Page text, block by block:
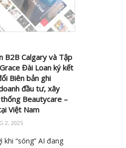
B2B Calgary và Tập
Đài Loan ký kết
Biên bản ghi
đầu tư, xây
Beautycare –
Việt Nam
2, 2025
“sóng” AI đang